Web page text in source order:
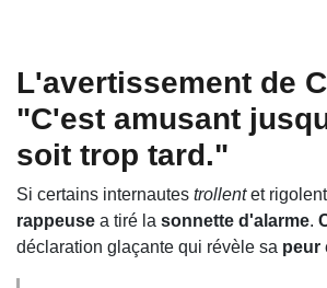
L'avertissement de
"C'est amusant
soit trop tard."
Si certains internautes trollentet
rappeuse a tiré la sonnette d'alarme.
déclaration glaçante qui révèle sa peur